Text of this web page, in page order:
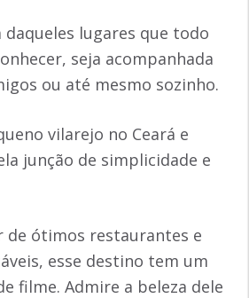
daqueles lugares que todo
seja acompanhada
ou até mesmo sozinho.
vilarejo no Ceará e
junção de simplicidade e
de ótimos restaurantes e
esse destino tem um
filme. Admire a beleza dele